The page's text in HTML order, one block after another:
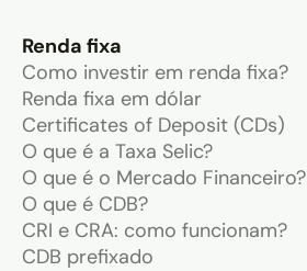
Renda fixa
Como investir em renda fixa?
Renda fixa em dólar
Certificates of Deposit (CDs)
O que é a Taxa Selic?
O que é o Mercado Financeiro?
O que é CDB?
CRI e CRA: como funcionam?
CDB prefixado